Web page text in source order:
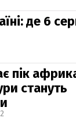
де 6
пік
стануть